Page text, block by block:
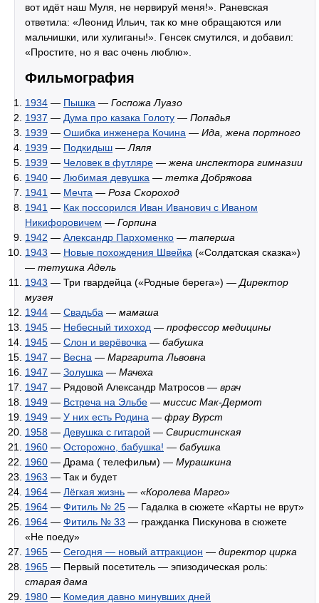
вот идёт наш Муля, не нервируй меня!». Раневская
ответила: «Леонид Ильич, так ко мне обращаются или
мальчишки, или хулиганы!». Генсек смутился, и добавил:
«Простите, но я вас очень люблю».
Фильмография
1934 — Пышка — Госпожа Луазо
1937 — Дума про казака Голоту — Попадья
1939 — Ошибка инженера Кочина — Ида, жена портного
1939 — Подкидыш — Ляля
1939 — Человек в футляре — жена инспектора гимназии
1940 — Любимая девушка — тетка Добрякова
1941 — Мечта — Роза Скороход
1941 — Как поссорился Иван Иванович с Иваном
Никифоровичем — Горпина
1942 — Александр Пархоменко — таперша
1943 — Новые похождения Швейка («Солдатская сказка»)
— тетушка Адель
1943 — Три гвардейца («Родные берега») — Директор
музея
1944 — Свадьба — мамаша
1945 — Небесный тихоход — профессор медицины
1945 — Слон и верёвочка — бабушка
1947 — Весна — Маргарита Львовна
1947 — Золушка — Мачеха
1947 — Рядовой Александр Матросов — врач
1949 — Встреча на Эльбе — миссис Мак-Дермот
1949 — У них есть Родина — фрау Вурст
1958 — Девушка с гитарой — Свиристинская
1960 — Осторожно, бабушка! — бабушка
1960 — Драма ( телефильм) — Мурашкина
1963 — Так и будет
1964 — Лёгкая жизнь — «Королева Марго»
1964 — Фитиль № 25 — Гадалка в сюжете «Карты не врут»
1964 — Фитиль № 33 — гражданка Пискунова в сюжете
«Не поеду»
1965 — Сегодня — новый аттракцион — директор цирка
1965 — Первый посетитель — эпизодическая роль:
старая дама
1980 — Комедия давно минувших дней